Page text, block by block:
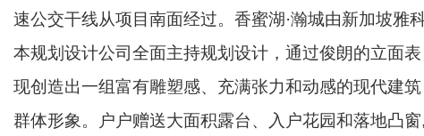
速公交干线从项目南面经过。香蜜湖·瀚城由新加坡雅
本规划设计公司全面主持规划设计，通过俊朗的立面表
现创造出一组富有雕塑感、充满张力和动感的现代建筑
群体形象。户户赠送大面积露台、入户花园和落地凸窗,